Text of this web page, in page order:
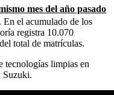
mes del año pasado
En el acumulado de los
registra 10.070
total de matrículas.
tecnologías limpias en
Suzuki.